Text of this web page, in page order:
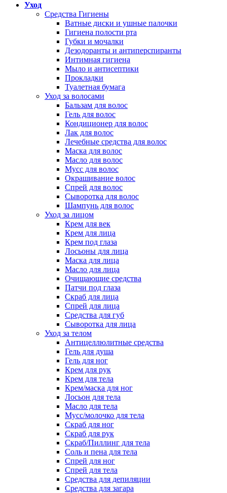
Уход
Средства Гигиены
Ватные диски и ушные палочки
Гигиена полости рта
Губки и мочалки
Дезодоранты и антиперспиранты
Интимная гигиена
Мыло и антисептики
Прокладки
Туалетная бумага
Уход за волосами
Бальзам для волос
Гель для волос
Кондиционер для волос
Лак для волос
Лечебные средства для волос
Маска для волос
Масло для волос
Мусс для волос
Окрашивание волос
Спрей для волос
Сыворотка для волос
Шампунь для волос
Уход за лицом
Крем для век
Крем для лица
Крем под глаза
Лосьоны для лица
Маска для лица
Масло для лица
Очищающие средства
Патчи под глаза
Скраб для лица
Спрей для лица
Средства для губ
Сыворотка для лица
Уход за телом
Антицеллюлитные средства
Гель для душа
Гель для ног
Крем для рук
Крем для тела
Крем/маска для ног
Лосьон для тела
Масло для тела
Мусс/молочко для тела
Скраб для ног
Скраб для рук
Скраб/Пиллинг для тела
Соль и пена для тела
Спрей для ног
Спрей для тела
Средства для депиляции
Средства для загара